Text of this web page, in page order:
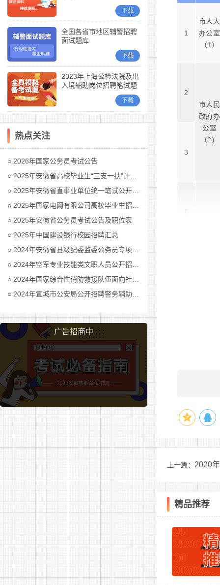
下载
全国各省市地区辅警招聘
面试题库
下载
2023年上海公检法院及出
入境辅助岗位招聘笔试题
下载
热点关注
2026年国家公务员考试公告
2025年安徽省高校毕业生“三支一扶”计划招募公告
2025年安徽省直事业单位统一笔试公开招聘工作人员公告
2025年国家电网有限公司高校毕业生招聘公告(第二批)汇总
2025年安徽省公务员考试公告及职位表
2025年中国建设银行校园招聘汇总
2024年安徽省县级纪委监委公务员专项招考公告及职位表汇总
2024年空军专业技能类文职人员公开招考公告
2024年国家综合性消防救援队伍面向社会招录消防员公告
2024年宣城市公安局公开招聘警务辅助人员公告
广告招商中
1
市人大
办公室
（1）
2
市人民
政府办
公室
（2）
3
4
（2）
8
市文明
办
9
上一篇： 2020
表
精品推荐